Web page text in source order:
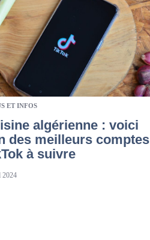
ET INFOS
algérienne : voici
des meilleurs comptes
à suivre
2024